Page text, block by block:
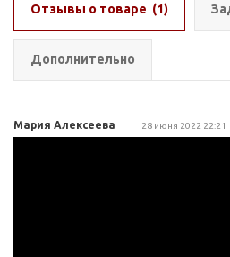
Отзывы о товаре (1)
Дополнительно
Мария Алексеева 28 июня 2022 22:21